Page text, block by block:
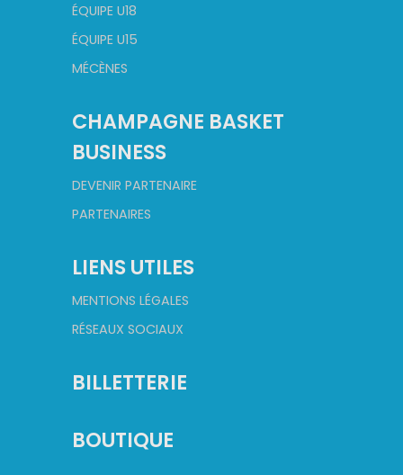
ÉQUIPE U18
ÉQUIPE U15
MÉCÈNES
CHAMPAGNE BASKET
BUSINESS
DEVENIR PARTENAIRE
PARTENAIRES
LIENS UTILES
MENTIONS LÉGALES
RÉSEAUX SOCIAUX
BILLETTERIE
BOUTIQUE